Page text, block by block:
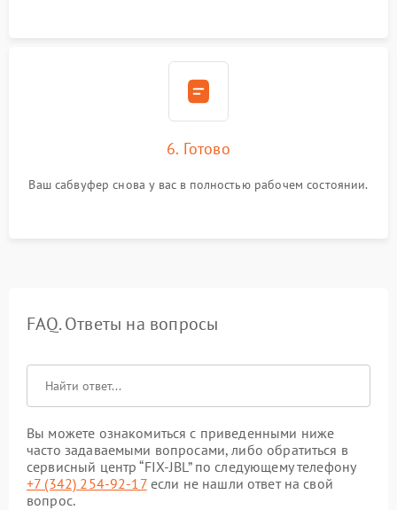
6. Готово
Ваш сабвуфер снова у вас в полностью рабочем состоянии.
FAQ. Ответы на вопросы
Вы можете ознакомиться с приведенными ниже
часто задаваемыми вопросами, либо обратиться в
сервисный центр “FIX-JBL” по следующему телефону
+7 (342) 254-92-17если не нашли ответ на свой
вопрос.